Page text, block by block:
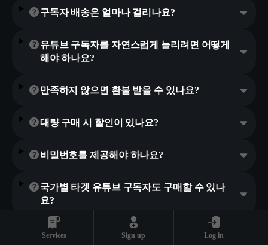
Services Sign up Log in
구독자 배송은 얼마나 걸리나요?
유튜브 구독자를 자연스럽게 늘리려면 어떻게
해야 하나요?
만족하지 않으면 환불 받을 수 있나요?
대량 구매 시 할인이 있나요?
비밀번호를 제공해야 하나요?
국가별 타겟 유튜브 구독자도 구매할 수 있나
요?